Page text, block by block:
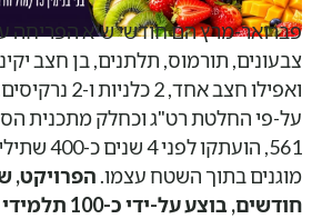
פברואר-מרץ הם חודשי שיא הפריחה
צבעונים, תורמוס, תלתנים, בן חצב
ואפילו חצב אחד, 2 כלניות ו-2 נרקיסים.
על-פי החלטת רט"ג וכחלק מתכנית
561, הועתקו
מוגנים בתוך השטח עצמו.
חודשים, בוצע